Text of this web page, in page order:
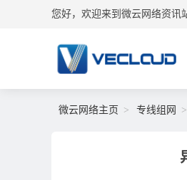
您好，欢迎来到微云网络资讯
微云网络主页 专线组网